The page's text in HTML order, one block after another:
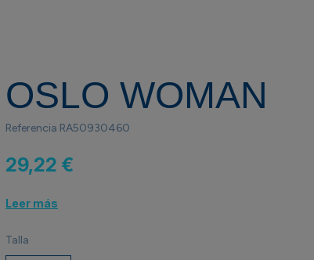
OSLO WOMAN
Referencia RA50930460
29,22 €
Leer más
Talla